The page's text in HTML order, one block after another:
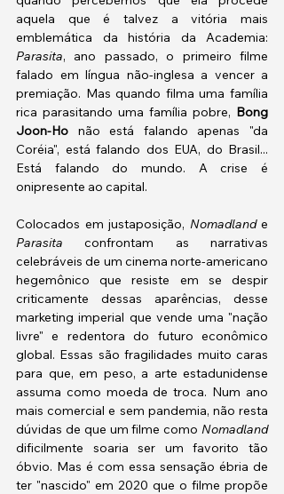
aquela que é talvez a vitória mais
Parasita, ano passado, o primeiro filme
falado em língua não-inglesa a vencer a
premiação. Mas quando filma uma família
rica parasitando uma família pobre, Bong
Joon-Ho não está falando apenas "da
Coréia", está falando dos EUA, do Brasil...
Está falando do mundo. A crise é
onipresente ao capital.
Colocados em justaposição, Nomadland
Parasita confrontam as narrativas
celebráveis de um cinema norte-americano
hegemônico que resiste em se despir
criticamente dessas aparências, desse
marketing imperial que vende uma "nação
livre" e redentora do futuro econômico
global. Essas são fragilidades muito caras
para que, em peso, a arte estadunidense
assuma como moeda de troca. Num ano
mais comercial e sem pandemia, não resta
dúvidas de que um filme como
Nomadland
dificilmente soaria ser um favorito tão
óbvio. Mas é com essa sensação ébria de
ter "nascido" em 2020 que o filme propõe